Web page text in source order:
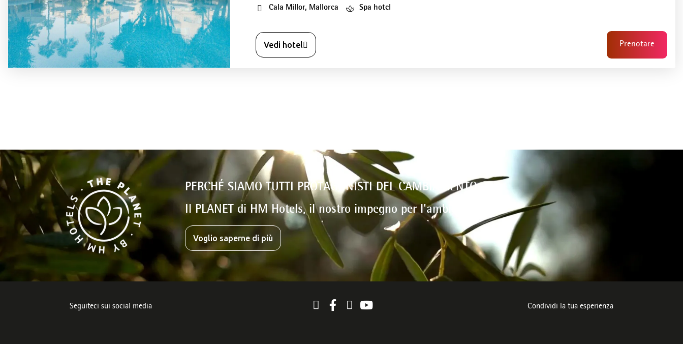
Cala Millor, Mallorca Spa hotel
Vedi hotel Prenotare
PERCHÉ SIAMO TUTTI PROTAGONISTI DEL CAMBIAMENTO
Il PLANET di HM Hotels, il nostro impegno per l'ambiente
Voglio saperne di più
Seguiteci sui social media Condividi la tua esperienza